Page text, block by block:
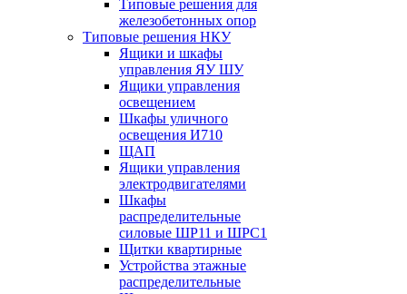
Типовые решения для
железобетонных опор
Типовые решения НКУ
Ящики и шкафы
управления ЯУ ШУ
Ящики управления
освещением
Шкафы уличного
освещения И710
ЩАП
Ящики управления
электродвигателями
Шкафы
распределительные
силовые ШР11 и ШРС1
Щитки квартирные
Устройства этажные
распределительные